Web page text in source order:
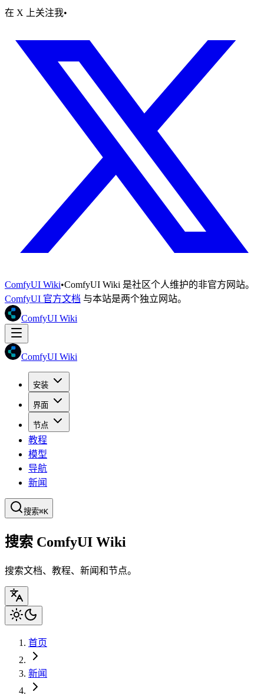
在 X 上关注我•
ComfyUI Wiki•ComfyUI Wiki 是社区个人维护的非官方网站。
ComfyUI 官方文档 与本站是两个独立网站。
ComfyUI Wiki
ComfyUI Wiki
安装
界面
节点
教程
模型
导航
新闻
搜索⌘K
搜索 ComfyUI Wiki
搜索文档、教程、新闻和节点。
首页
新闻